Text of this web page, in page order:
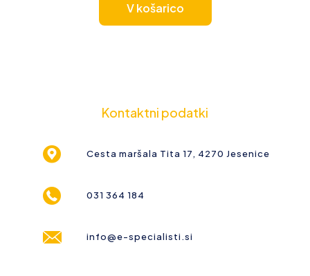
V košarico
Kontaktni podatki
Cesta maršala Tita 17, 4270 Jesenice
031 364 184
info@e-specialisti.si